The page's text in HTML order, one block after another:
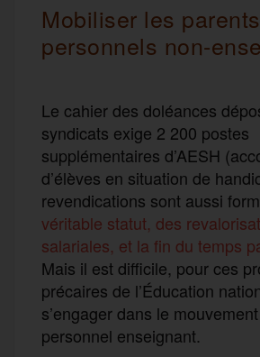
Mobiliser les
personnels non-
Le cahier des doléances
syndicats exige 2 200 postes
supplémentaires d’AESH
d’élèves en situation de
revendications sont aussi
véritable statut, des
salariales, et la fin du temps
Mais il est difficile, pour ces
précaires de l’Éducation
s’engager dans le
personnel enseignant.